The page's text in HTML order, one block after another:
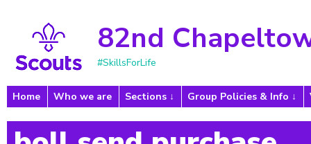
82nd
#SkillsForLife
Home Who we are Sections Group Policies & Info